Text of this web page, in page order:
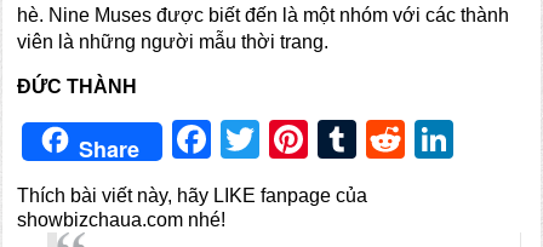
hè. Nine Muses được biết đến là một nhóm với các thành
viên là những người mẫu thời trang.
ĐỨC THÀNH
Share Facebook
Twitter
Pinterest
TumblrReddit
Thích bài viết này, hãy LIKE fanpage của
showbizchaua.com nhé!